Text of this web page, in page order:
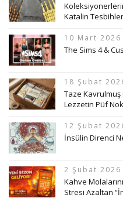
Katalin Tesbihler
10 Mart 2026
The Sims 4 &
18 Şubat
Taze Kavrulmuş
Lezzetin Püf
12 Şubat
İnsülin Direnci
2 Şubat 2026
Kahve
Stresi Azaltan